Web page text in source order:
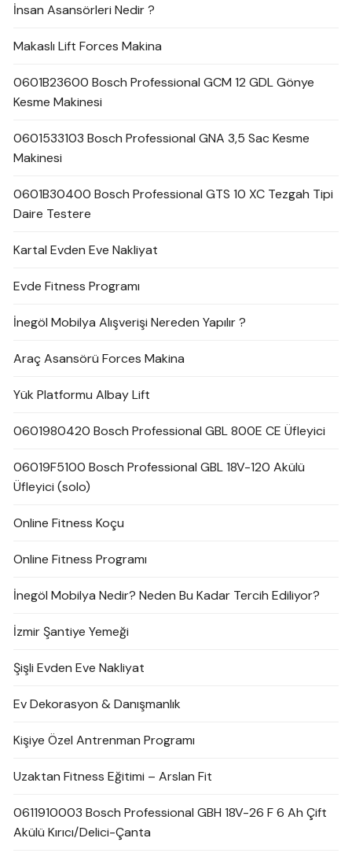
İnsan Asansörleri Nedir ?
Makaslı Lift Forces Makina
0601B23600 Bosch Professional GCM 12 GDL Gönye
Kesme Makinesi
0601533103 Bosch Professional GNA 3,5 Sac Kesme
Makinesi
0601B30400 Bosch Professional GTS 10 XC Tezgah Tipi
Daire Testere
Kartal Evden Eve Nakliyat
Evde Fitness Programı
İnegöl Mobilya Alışverişi Nereden Yapılır ?
Araç Asansörü Forces Makina
Yük Platformu Albay Lift
0601980420 Bosch Professional GBL 800E CE Üfleyici
06019F5100 Bosch Professional GBL 18V-120 Akülü
Üfleyici (solo)
Online Fitness Koçu
Online Fitness Programı
İnegöl Mobilya Nedir? Neden Bu Kadar Tercih Ediliyor?
İzmir Şantiye Yemeği
Şişli Evden Eve Nakliyat
Ev Dekorasyon & Danışmanlık
Kişiye Özel Antrenman Programı
Uzaktan Fitness Eğitimi – Arslan Fit
0611910003 Bosch Professional GBH 18V-26 F 6 Ah Çift
Akülü Kırıcı/Delici-Çanta